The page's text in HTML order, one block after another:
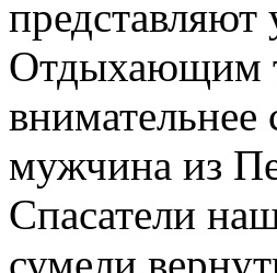
представляют
Отдыхающим
мужчина из
Спасатели